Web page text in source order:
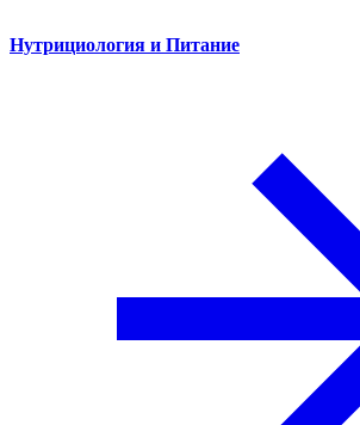
Нутрициология и Питание